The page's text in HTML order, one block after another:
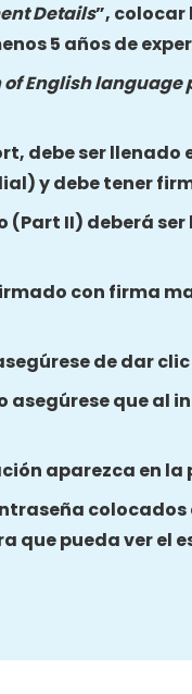
Details”,
5 años de
English language
debe ser
y debe tener
(Part II) deberá
con firma
de dar
que al
aparezca en la
que pueda ver el